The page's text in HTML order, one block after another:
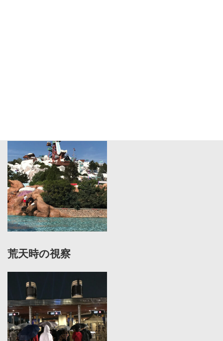
荒天時の視察